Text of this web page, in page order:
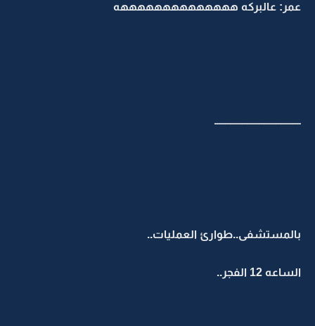
عمر: عالبركه ههههههههههههههه
ـــــــــــــــــــــــــــــــــــــــــ
بالمستشفى..طوارئ العمليات..
الساعه 12 الفجر..